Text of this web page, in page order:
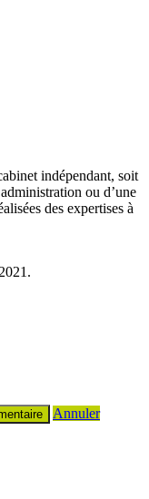
indépendant, soit
ou d’une
des expertises à
Annuler